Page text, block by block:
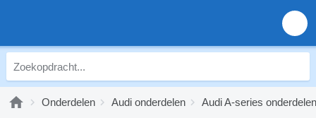
Onderdelen Audi onderdelen Audi A-series onderdelen